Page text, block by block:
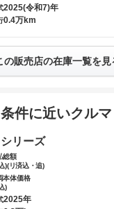
2025(令和7)年
0.4万km
の販売店の在庫一覧を見
件に近いクルマ
シリーズ
総額
)(リ済込・追)
本体価格
)
2025年